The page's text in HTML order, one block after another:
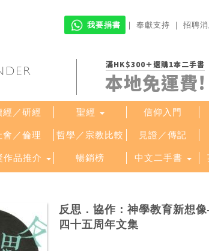
我要捐書 ｜ 奉獻支持 ｜ 招聘消
滿HK$300＋選購1本二手書
本地免運費!
經／研經 聖經 信仰入門
會／倫理 哲學／宗教比較 見證／傳記
作品推介 暢銷榜 中文二手書
反思．協作：神學教育新想
四十五周年文集